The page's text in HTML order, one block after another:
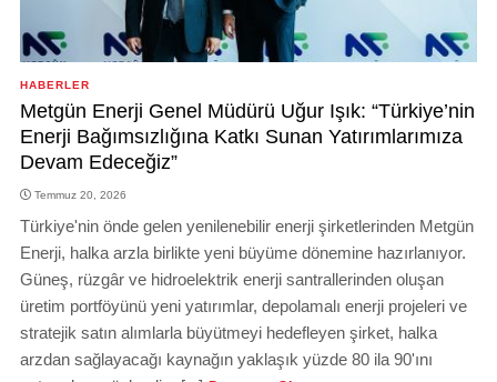
HABERLER
Metgün Enerji Genel Müdürü Uğur Işık: “Türkiye’nin
Enerji Bağımsızlığına Katkı Sunan Yatırımlarımıza
Devam Edeceğiz”
Temmuz 20, 2026
Türkiye'nin önde gelen yenilenebilir enerji şirketlerinden Metgün
Enerji, halka arzla birlikte yeni büyüme dönemine hazırlanıyor.
Güneş, rüzgâr ve hidroelektrik enerji santrallerinden oluşan
üretim portföyünü yeni yatırımlar, depolamalı enerji projeleri ve
stratejik satın alımlarla büyütmeyi hedefleyen şirket, halka
arzdan sağlayacağı kaynağın yaklaşık yüzde 80 ila 90'ını